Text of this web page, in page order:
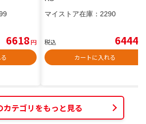
6618円
マイストア在庫： 2290
税込 6444
カートに入れる
カテゴリをもっと見る